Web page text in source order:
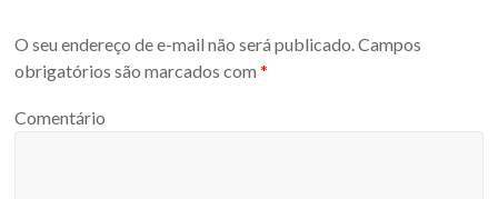
O seu endereço de e-mail não será publicado.Campos
obrigatórios são marcados com*
Comentário